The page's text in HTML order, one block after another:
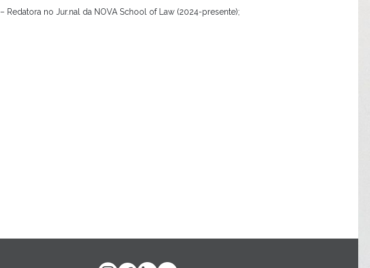
– Redatora no Jur.nal da NOVA School of Law (2024-presente);